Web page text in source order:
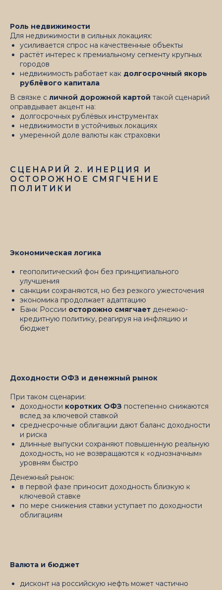
Роль недвижимости
Для недвижимости в сильных локациях:
усиливается спрос на качественные объекты
растёт интерес к премиальному сегменту крупных
городов
недвижимость работает как долгосрочный якорь
рублёвого капитала
В связке с личной дорожной картой такой сценарий
оправдывает акцент на:
долгосрочных рублёвых инструментах
недвижимости в устойчивых локациях
умеренной доле валюты как страховки
СЦЕНАРИЙ 2. ИНЕРЦИЯ И
ОСТОРОЖНОЕ СМЯГЧЕНИЕ
ПОЛИТИКИ
Экономическая логика
геополитический фон без принципиального
улучшения
санкции сохраняются, но без резкого ужесточения
экономика продолжает адаптацию
Банк России осторожно смягчает денежно-
кредитную политику, реагируя на инфляцию и
бюджет
Доходности ОФЗ и денежный рынок
При таком сценарии:
доходности коротких ОФЗ постепенно снижаются
вслед за ключевой ставкой
среднесрочные облигации дают баланс доходности
и риска
длинные выпуски сохраняют повышенную реальную
доходность, но не возвращаются к «однозначным»
уровням быстро
Денежный рынок:
в первой фазе приносит доходность близкую к
ключевой ставке
по мере снижения ставки уступает по доходности
облигациям
Валюта и бюджет
дисконт на российскую нефть может частично